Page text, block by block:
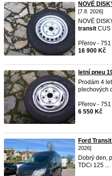
NOVÉ
[7.8. 2026]
NOVÉ
transit CUS
Přerov - 751
16 900 Kč
letní pneu
Prodám 4
plechových
Přerov - 751
6 550 Kč
Ford
2026]
Dobrý den,
TDCi 125 ...